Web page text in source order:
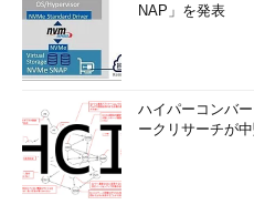
NAP」を発表
ハイパーコンバ
ークリサーチが